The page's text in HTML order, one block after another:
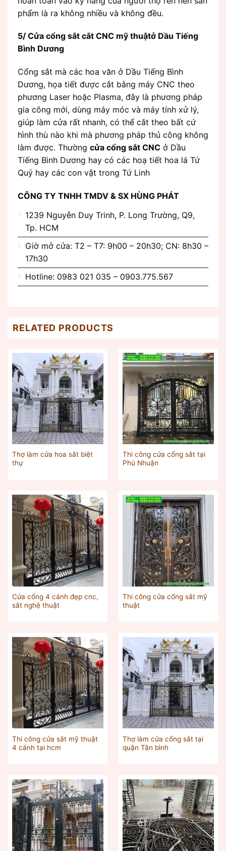
phẩm là ra không nhiều và không đều.
5/ Cửa cổng sắt cắt CNC mỹ thuậtở Dầu Tiếng
Bình Dương
Cổng sắt mà các hoa văn ở Dầu Tiếng Bình
Dương, họa tiết được cắt bằng máy CNC theo
phương Laser hoặc Plasma, đây là phương pháp
gia công mới, dùng máy móc và máy tính xử lý,
giúp làm cửa rất nhanh, có thể cắt theo bất cứ
hình thù nào khi mà phương pháp thủ công không
làm được. Thường cửa cổng sắt CNC ở Dầu
Tiếng Bình Dương hay có các hoạ tiết hoa lá Tứ
Quý hay các con vật trong Tứ Linh
CÔNG TY TNHH TMDV & SX HÙNG PHÁT
1239 Nguyễn Duy Trinh, P. Long Trường, Q9,
Tp. HCM
Giờ mở cửa: T2 – T7: 9h00 – 20h30; CN: 8h30 –
17h30
Hotline: 0983 021 035 – 0903.775.567
RELATED PRODUCTS
Thợ làm cửa hoa sắt biệt
thự
Thi công cửa cổng sắt tại
Phú Nhuận
Cửa cổng 4 cánh đẹp cnc,
sắt nghệ thuật
Thi công cửa cổng sắt mỹ
thuật
Thi công cửa sắt mỹ thuật
4 cánh tại hcm
Thợ làm cửa cổng sắt tại
quận Tân bình